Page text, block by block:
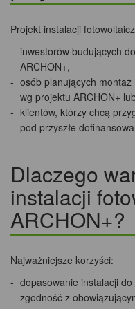
Projekt instalacji
inwestorów budujących
ARCHON+,
osób planujących
wg projektu ARCHON+
klientów, którzy chcą
pod przyszłe
Dlaczego
instalacji
ARCHON+?
Najważniejsze korzyści:
dopasowanie instalacji
zgodność z